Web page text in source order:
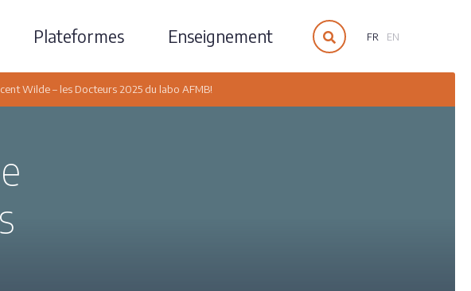
Plateformes Enseignement FR EN
Wilde – les Docteurs 2025 du labo AFMB!